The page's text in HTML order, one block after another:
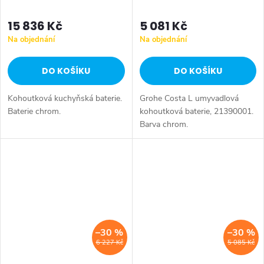
15 836 Kč
Na objednání
DO KOŠÍKU
Kohoutková kuchyňská baterie.
Baterie chrom.
5 081 Kč
Na objednání
DO KOŠÍKU
Grohe Costa L umyvadlová
kohoutková baterie, 21390001.
Barva chrom.
6 227 Kč
–30 %
5 085 Kč
–30 %